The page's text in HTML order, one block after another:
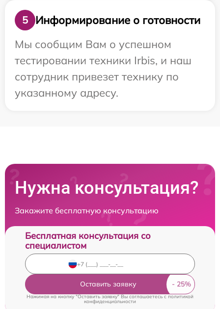
5
Информирование о готовности
Мы сообщим Вам о успешном
тестировании техники Irbis, и наш
сотрудник привезет технику по
указанному адресу.
Нужна консультация?
Закажите бесплатную консультацию
Бесплатная консультация со
специалистом
Оставить заявку
Нажимая на кнопку "Оставить заявку" Вы соглашаетесь c политикой
конфиденциальности